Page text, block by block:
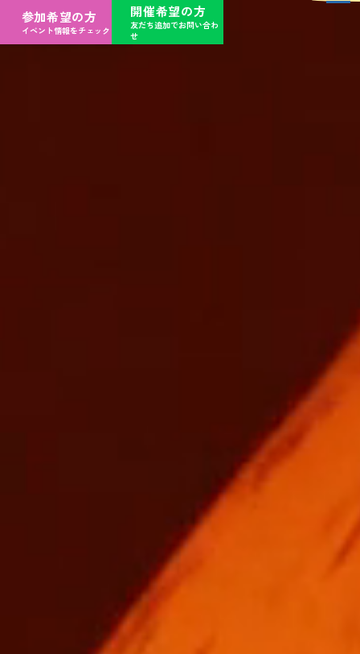
参加希望の方
イベント情報をチェック
開催希望の方
友だち追加でお問い合わ
せ